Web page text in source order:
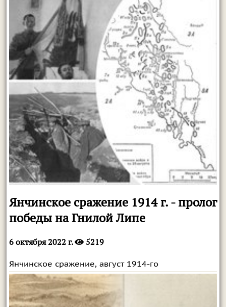
Янчинское сражение 1914 г. - пролог
победы на Гнилой Липе
6 октября 2022 г. 5219
Янчинское сражение, август 1914-го